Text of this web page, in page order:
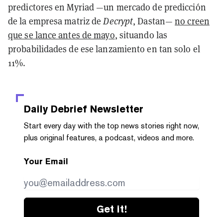
predictores en Myriad —un mercado de predicción
de la empresa matriz deDecrypt, Dastan—no creen
que se lance antes de mayo, situando las
probabilidades de ese lanzamiento en tan solo el
11%.
Daily Debrief Newsletter
Start every day with the top news stories right now,
plus original features, a podcast, videos and more.
Your Email
Get it!